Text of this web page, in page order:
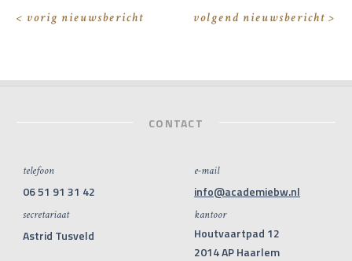
< vorig nieuwsbericht volgend nieuwsbericht >
CONTACT
telefoon
06 51 91 31 42
secretariaat
Astrid Tusveld
e-mail
info@academiebw.nl
kantoor
Houtvaartpad 12
2014 AP Haarlem